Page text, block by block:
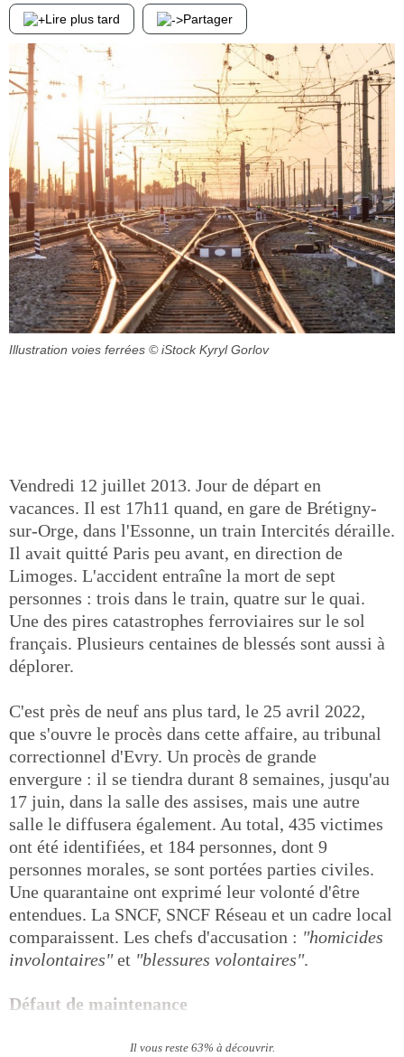
Lire plus tard Partager
Illustration voies ferrées © iStock Kyryl Gorlov
Vendredi 12 juillet 2013. Jour de départ en
vacances. Il est 17h11 quand, en gare de Brétigny-
sur-Orge, dans l'Essonne, un train Intercités déraille.
Il avait quitté Paris peu avant, en direction de
Limoges. L'accident entraîne la mort de sept
personnes : trois dans le train, quatre sur le quai.
Une des pires catastrophes ferroviaires sur le sol
français. Plusieurs centaines de blessés sont aussi à
déplorer.
C'est près de neuf ans plus tard, le 25 avril 2022,
que s'ouvre le procès dans cette affaire, au tribunal
correctionnel d'Evry. Un procès de grande
envergure : il se tiendra durant 8 semaines, jusqu'au
17 juin, dans la salle des assises, mais une autre
salle le diffusera également. Au total, 435 victimes
ont été identifiées, et 184 personnes, dont 9
personnes morales, se sont portées parties civiles.
Une quarantaine ont exprimé leur volonté d'être
entendues. La SNCF, SNCF Réseau et un cadre local
comparaissent. Les chefs d'accusation : "homicides
involontaires"et "blessures volontaires".
Défaut de maintenance
Il vous reste 63% à découvrir.